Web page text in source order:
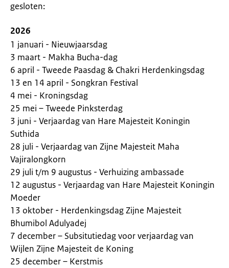
gesloten:
2026
1 januari - Nieuwjaarsdag
3 maart - Makha Bucha-dag
6 april - Tweede Paasdag & Chakri Herdenkingsdag
13 en 14 april - Songkran Festival
4 mei - Kroningsdag
25 mei – Tweede Pinksterdag
3 juni - Verjaardag van Hare Majesteit Koningin
Suthida
28 juli - Verjaardag van Zijne Majesteit Maha
Vajiralongkorn
29 juli t/m 9 augustus - Verhuizing ambassade
12 augustus - Verjaardag van Hare Majesteit Koningin
Moeder
13 oktober - Herdenkingsdag Zijne Majesteit
Bhumibol Adulyadej
7 december – Subsitutiedag voor verjaardag van
Wijlen Zijne Majesteit de Koning
25 december – Kerstmis